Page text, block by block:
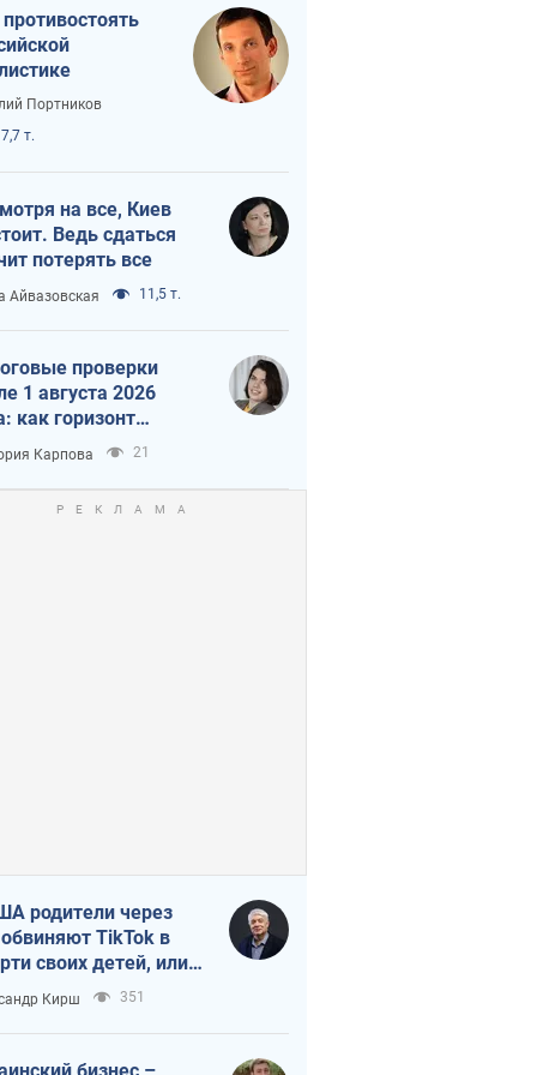
Портников
т.
на все, Киев
Ведь сдаться
потерять все
Айвазовская 11,5 т.
проверки
1 августа 2026
как горизонт
сокращается с
3 лет
Карпова 21
родители через
TikTok в
своих детей, или
КНР на молодежь
Кирш 351